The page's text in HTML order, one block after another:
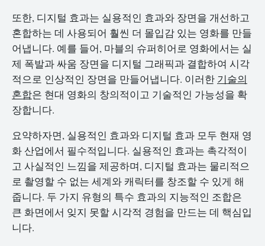
또한, 디지털 효과는 실용적인 효과와 장면을 개선하고
혼합하는 데 사용되어 훨씬 더 몰입감 있는 영화를 만들
어냅니다. 예를 들어, 마블의 슈퍼히어로 영화에서는 실
제 폭발과 싸움 장면을 디지털 그래픽과 결합하여 시각
적으로 인상적인 장면을 만들어냅니다. 이러한 기술의
혼합은 현대 영화의 창의적이고 기술적인 가능성을 확
장합니다.
요약하자면, 실용적인 효과와 디지털 효과 모두 현재 영
화 산업에서 필수적입니다. 실용적인 효과는 촉각적이
고 사실적인 느낌을 제공하며, 디지털 효과는 물리적으
로 촬영할 수 없는 세계와 캐릭터를 창조할 수 있게 해
줍니다. 두 가지 유형의 특수 효과의 지능적인 조합은
큰 화면에서 잊지 못할 시각적 경험을 만드는 데 핵심입
니다.